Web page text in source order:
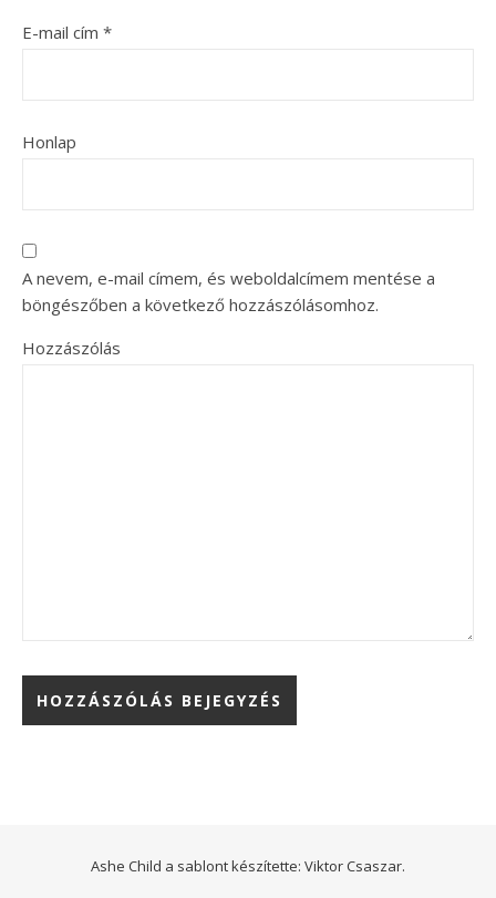
E-mail cím *
Honlap
A nevem, e-mail címem, és weboldalcímem mentése a
böngészőben a következő hozzászólásomhoz.
Hozzászólás
Ashe Child a sablont készítette: Viktor Csaszar.